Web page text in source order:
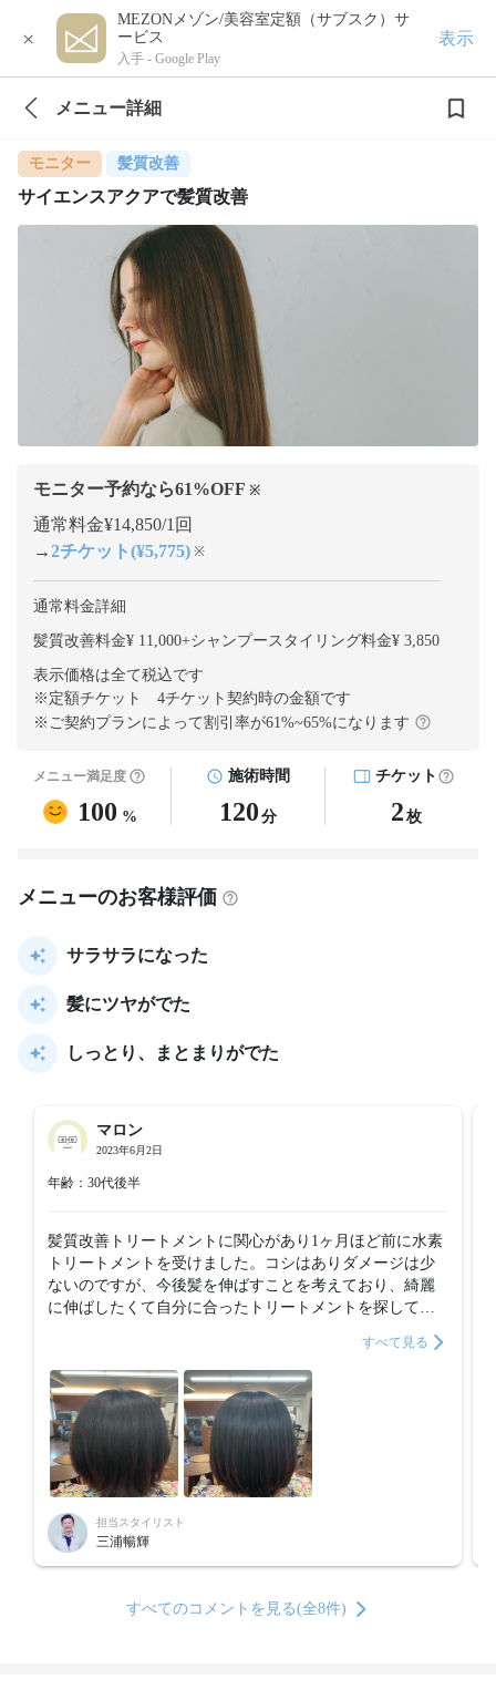
×
MEZONメゾン/美容室定額（サブスク）サ
ービス
入手 - Google Play
表示
メニュー詳細
モニター 髪質改善
サイエンスアクアで髪質改善
モニター予約なら61%OFF ※
通常料金¥14,850/1回
→2チケット(¥5,775) ※
通常料金詳細
髪質改善料金¥ 11,000+シャンプースタイリング料金¥ 3,850
表示価格は全て税込です
※定額チケット 4チケット契約時の金額です
※ご契約プランによって割引率が61%~65%になります
メニュー満足度
100 %
施術時間
120 分
チケット
2 枚
メニューのお客様評価
サラサラになった
髪にツヤがでた
しっとり、まとまりがでた
マロン
2023年6月2日
年齢：30代後半
髪質改善トリートメントに関心があり1ヶ月ほど前に水素
トリートメントを受けました。コシはありダメージは少
ないのですが、今後髪を伸ばすことを考えており、綺麗
に伸ばしたくて自分に合ったトリートメントを探してい
塗った後と、乾かした後の2回あり、前回受けたものより
もさらにまとまりや手触りが増したことを感じました。
クセが強い方ではないですが、まとまりがアップして、
すべて見る
担当スタイリスト
三浦暢輝
すべてのコメントを見る(全8件)